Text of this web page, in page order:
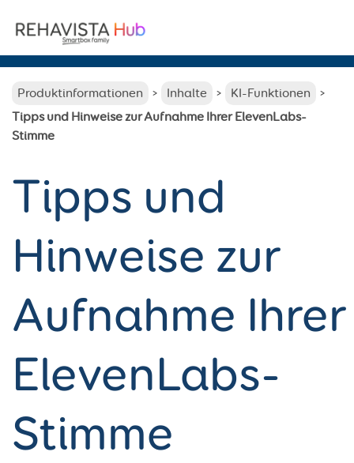
for:
Produktinformationen Inhalte
KI-Funktionen
Tipps und Hinweise zur Aufnahme Ihrer ElevenLabs-
Stimme
Tipps und
Hinweise zur
Aufnahme Ihrer
ElevenLabs-
Stimme